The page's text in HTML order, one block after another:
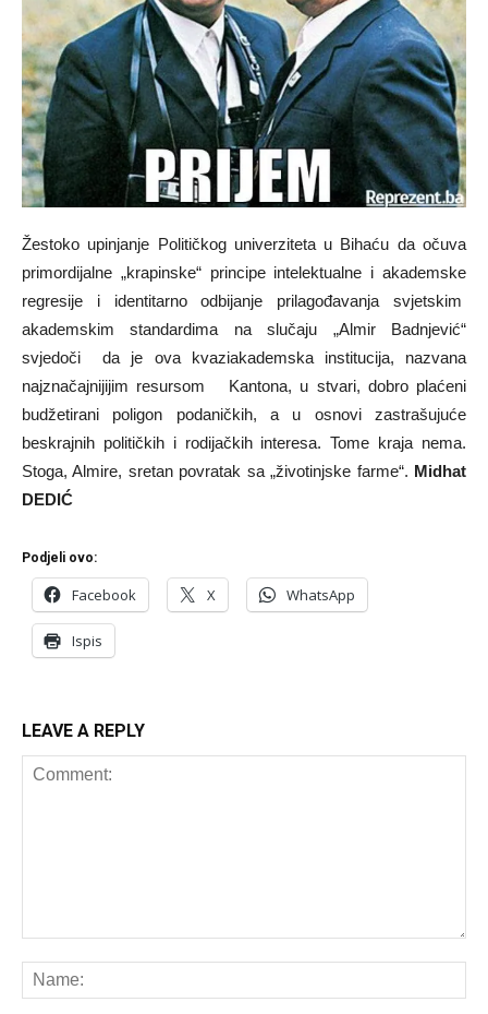
Žestoko upinjanje Političkog univerziteta u Bihaću da očuva
primordijalne „krapinske“ principe intelektualne i akademske
regresije i identitarno odbijanje prilagođavanja svjetskim
akademskim standardima na slučaju „Almir Badnjević“
svjedoči da je ova kvaziakademska institucija, nazvana
najznačajnijijim resursom Kantona, u stvari, dobro plaćeni
budžetirani poligon podaničkih, a u osnovi zastrašujuće
beskrajnih političkih i rodijačkih interesa. Tome kraja nema.
Stoga, Almire, sretan povratak sa „životinjske farme“. Midhat
DEDIĆ
Podjeli ovo:
Facebook X WhatsApp
Ispis
LEAVE A REPLY